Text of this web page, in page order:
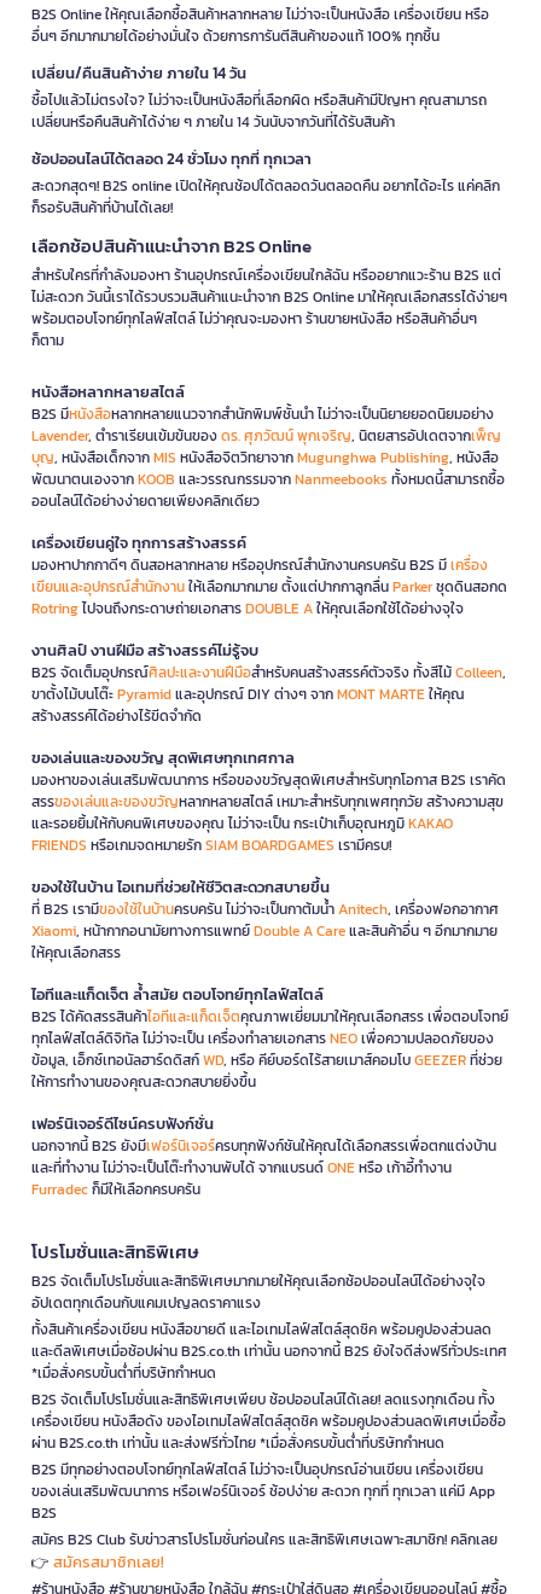
B2S Online ให้คุณเลือกซื้อสินค้าหลากหลาย ไม่ว่าจะเป็นหนังสือ เครื่องเขียน หรือ
อื่นๆ อีกมากมายได้อย่างมั่นใจ ด้วยการการันตีสินค้าของแท้ 100% ทุกชิ้น
เปลี่ยน/คืนสินค้าง่าย ภายใน 14 วัน
ซื้อไปแล้วไม่ตรงใจ? ไม่ว่าจะเป็นหนังสือที่เลือกผิด หรือสินค้ามีปัญหา คุณสามารถ
เปลี่ยนหรือคืนสินค้าได้ง่าย ๆ ภายใน 14 วันนับจากวันที่ได้รับสินค้า
ช้อปออนไลน์ได้ตลอด 24 ชั่วโมง ทุกที่ ทุกเวลา
สะดวกสุดๆ! B2S online เปิดให้คุณช้อปได้ตลอดวันตลอดคืน อยากได้อะไร แค่คลิก
ก็รอรับสินค้าที่บ้านได้เลย!
เลือกช้อปสินค้าแนะนำจาก B2S Online
สำหรับใครที่กำลังมองหา ร้านอุปกรณ์เครื่องเขียนใกล้ฉัน หรืออยากแวะร้าน B2S แต่
ไม่สะดวก วันนี้เราได้รวบรวมสินค้าแนะนำจาก B2S Online มาให้คุณเลือกสรรได้ง่ายๆ
พร้อมตอบโจทย์ทุกไลฟ์สไตล์ ไม่ว่าคุณจะมองหา ร้านขายหนังสือ หรือสินค้าอื่นๆ
ก็ตาม
หนังสือหลากหลายสไตล์
B2S มีหนังสือหลากหลายแนวจากสำนักพิมพ์ชั้นนำ ไม่ว่าจะเป็นนิยายยอดนิยมอย่าง
Lavender, ตำราเรียนเข้มข้นของดร. ศุภวัฒน์ พุกเจริญ, นิตยสารอัปเดตจากเพ็ญ
บุญ, หนังสือเด็กจากMIS หนังสือจิตวิทยาจากMugunghwa Publishing, หนังสือ
พัฒนาตนเองจากKOOB และวรรณกรรมจากNanmeebooks ทั้งหมดนี้สามารถซื้อ
ออนไลน์ได้อย่างง่ายดายเพียงคลิกเดียว
เครื่องเขียนคู่ใจ ทุกการสร้างสรรค์
มองหาปากกาดีๆ ดินสอหลากหลาย หรืออุปกรณ์สำนักงานครบครัน B2S มีเครื่อง
เขียนและอุปกรณ์สำนักงานให้เลือกมากมาย ตั้งแต่ปากกาลูกลื่นParkerชุดดินสอกด
Rotringไปจนถึงกระดาษถ่ายเอกสารDOUBLE Aให้คุณเลือกใช้ได้อย่างจุใจ
งานศิลป์ งานฝีมือ สร้างสรรค์ไม่รู้จบ
B2S จัดเต็มอุปกรณ์ศิลปะและงานฝีมือสำหรับคนสร้างสรรค์ตัวจริง ทั้งสีไม้Colleen,
ขาตั้งไม้บนโต๊ะPyramidและอุปกรณ์ DIY ต่างๆ จากMONT MARTEให้คุณ
สร้างสรรค์ได้อย่างไร้ขีดจำกัด
ของเล่นและของขวัญ สุดพิเศษทุกเทศกาล
มองหาของเล่นเสริมพัฒนาการ หรือของขวัญสุดพิเศษสำหรับทุกโอกาส B2S เราคัด
สรรของเล่นและของขวัญหลากหลายสไตล์ เหมาะสำหรับทุกเพศทุกวัย สร้างความสุข
และรอยยิ้มให้กับคนพิเศษของคุณ ไม่ว่าจะเป็น กระเป๋าเก็บอุณหภูมิKAKAO
FRIENDS หรือเกมจดหมายรักSIAM BOARDGAMES เรามีครบ!
ของใช้ในบ้าน ไอเทมที่ช่วยให้ชีวิตสะดวกสบายขึ้น
ที่ B2S เรามีของใช้ในบ้านครบครัน ไม่ว่าจะเป็นกาต้มน้ำAnitech, เครื่องฟอกอากาศ
Xiaomi, หน้ากากอนามัยทางการแพทย์Double A Careและสินค้าอื่น ๆ อีกมากมาย
ให้คุณเลือกสรร
ไอทีและแก็ดเจ็ต ล้ำสมัย ตอบโจทย์ทุกไลฟ์สไตล์
B2S ได้คัดสรรสินค้าไอทีและแก็ดเจ็ตคุณภาพเยี่ยมมาให้คุณเลือกสรร เพื่อตอบโจทย์
ทุกไลฟ์สไตล์ดิจิทัล ไม่ว่าจะเป็น เครื่องทำลายเอกสารNEOเพื่อความปลอดภัยของ
ข้อมูล, เอ็กซ์เทอนัลฮาร์ดดิสก์WD, หรือ คีย์บอร์ดไร้สายเมาส์คอมโบGEEZERที่ช่วย
ให้การทำงานของคุณสะดวกสบายยิ่งขึ้น
เฟอร์นิเจอร์ดีไซน์ครบฟังก์ชั่น
นอกจากนี้ B2S ยังมีเฟอร์นิเจอร์ครบทุกฟังก์ชันให้คุณได้เลือกสรรเพื่อตกแต่งบ้าน
และที่ทำงาน ไม่ว่าจะเป็นโต๊ะทำงานพับได้ จากแบรนด์ONEหรือ เก้าอี้ทำงาน
Furradecก็มีให้เลือกครบครัน
โปรโมชั่นและสิทธิพิเศษ
B2S จัดเต็มโปรโมชั่นและสิทธิพิเศษมากมายให้คุณเลือกช้อปออนไลน์ได้อย่างจุใจ
อัปเดตทุกเดือนกับแคมเปญลดราคาแรง
ทั้งสินค้าเครื่องเขียน หนังสือขายดี และไอเทมไลฟ์สไตล์สุดชิค พร้อมคูปองส่วนลด
และดีลพิเศษเมื่อช้อปผ่าน B2S.co.th เท่านั้น นอกจากนี้ B2S ยังใจดีส่งฟรีทั่วประเทศ
*เมื่อสั่งครบขั้นต่ำที่บริษัทกำหนด
B2S จัดเต็มโปรโมชั่นและสิทธิพิเศษเพียบ ช้อปออนไลน์ได้เลย! ลดแรงทุกเดือน ทั้ง
เครื่องเขียน หนังสือดัง ของไอเทมไลฟ์สไตล์สุดชิค พร้อมคูปองส่วนลดพิเศษเมื่อซื้อ
ผ่าน B2S.co.th เท่านั้น และส่งฟรีทั่วไทย *เมื่อสั่งครบขั้นต่ำที่บริษัทกำหนด
B2S มีทุกอย่างตอบโจทย์ทุกไลฟ์สไตล์ ไม่ว่าจะเป็นอุปกรณ์อ่านเขียน เครื่องเขียน
ของเล่นเสริมพัฒนาการ หรือเฟอร์นิเจอร์ ช้อปง่าย สะดวก ทุกที่ ทุกเวลา แค่มี App
B2S
สมัคร B2S Club รับข่าวสารโปรโมชั่นก่อนใคร และสิทธิพิเศษเฉพาะสมาชิก! คลิกเลย
👉 สมัครสมาชิกเลย!
#ร้านหนังสือ #ร้านขายหนังสือ ใกล้ฉัน #กระเป๋าใส่ดินสอ #เครื่องเขียนออนไลน์ #ซื้อ